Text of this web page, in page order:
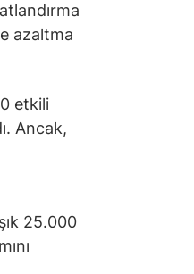
azaltma
etkili
Ancak,
25.000